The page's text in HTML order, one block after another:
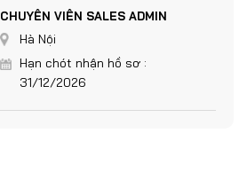
CHUYÊN VIÊN SALES ADMIN
Hà Nội
Hạn chót nhận hồ sơ :
31/12/2026